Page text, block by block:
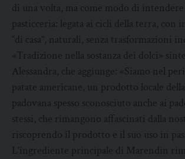
di una volta, ma come modo di intendere
pasticceria: legata ai cicli della terra, con
“di casa”, naturali, senza trasformazioni
«Tradizione nella sostanza dei dolci»
Alessandra, che aggiunge: «Siamo nel
patate americane, un prodotto locale della
padovana spesso sconosciuto anche ai
stessi, che rimangono affascinati dalla
riscoprendo il prodotto e il suo uso in
L’ingrediente principale di Marendin